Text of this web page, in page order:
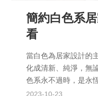
簡約白色系
看
當白色為居家設計的
化成清新、純淨，無
色系永不過時，是永
出生活的美好。 白色
2023-10-23